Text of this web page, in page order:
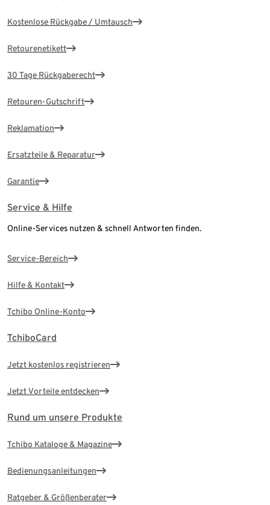
Kostenlose Rückgabe / Umtausch
Retourenetikett
30 Tage Rückgaberecht
Retouren-Gutschrift
Reklamation
Ersatzteile & Reparatur
Garantie
Service & Hilfe
Online-Services nutzen & schnell Antworten finden.
Service-Bereich
Hilfe & Kontakt
Tchibo Online-Konto
TchiboCard
Jetzt kostenlos registrieren
Jetzt Vorteile entdecken
Rund um unsere Produkte
Tchibo Kataloge & Magazine
Bedienungsanleitungen
Ratgeber & Größenberater